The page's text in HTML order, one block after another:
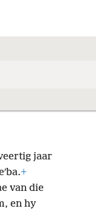
jaar
+
van die
en hy